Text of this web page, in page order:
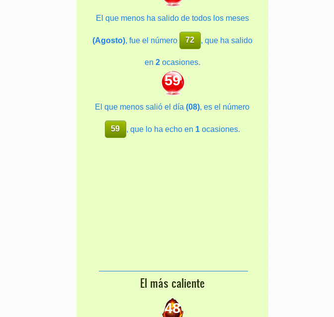
El que menos ha salido de todos los meses
(Agosto), fue el número 72 , que ha salido
en 2ocasiones.
59
El que menos salió el día(08), es el número
59 , que lo ha echo en 1ocasiones.
El más caliente
48